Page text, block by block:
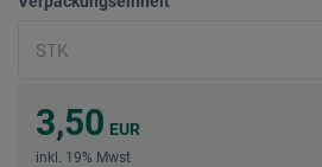
3,50 EUR
inkl. 19% Mwst